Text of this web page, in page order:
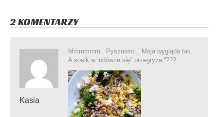
2 KOMENTARZY
Kasia
Mmmmmm.. Pyszności.. Moja wygląda tak..
A sosik w lodówce się” przegryza “???